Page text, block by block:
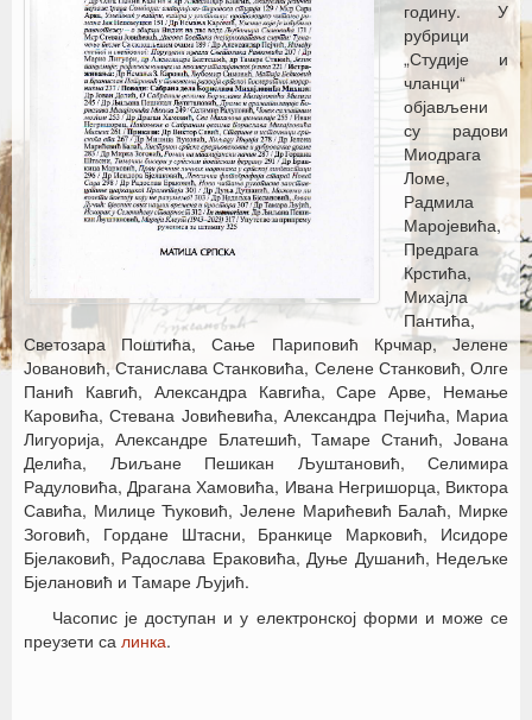
годину. У
рубрици
„Студије и
чланци“
објављени
су радови
Миодрага
Ломе,
Радмила
Маројевића,
Предрага
Крстића,
Михајла
Пантића,
Светозара Поштића, Сање Париповић Крчмар, Јелене
Јовановић, Станислава Станковића, Селене Станковић, Олге
Панић Кавгић, Александра Кавгића, Саре Арве, Немање
Каровића, Стевана Јовићевића, Александра Пејчића, Мариа
Лигуорија, Александре Блатешић, Тамаре Станић, Јована
Делића, Љиљане Пешикан Љуштановић, Селимира
Радуловића, Драгана Хамовића, Ивана Негришорца, Виктора
Савића, Милице Ћуковић, Јелене Марићевић Балаћ, Мирке
Зоговић, Гордане Штасни, Бранкице Марковић, Исидоре
Бјелаковић, Радослава Ераковића, Дуње Душанић, Недељке
Бјелановић и Тамаре Љујић.
Часопис је доступан и у електронској форми и може се
преузети са линка.